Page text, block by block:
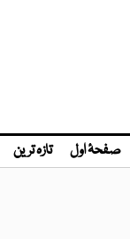
صفحۂ اول تازہ ترین